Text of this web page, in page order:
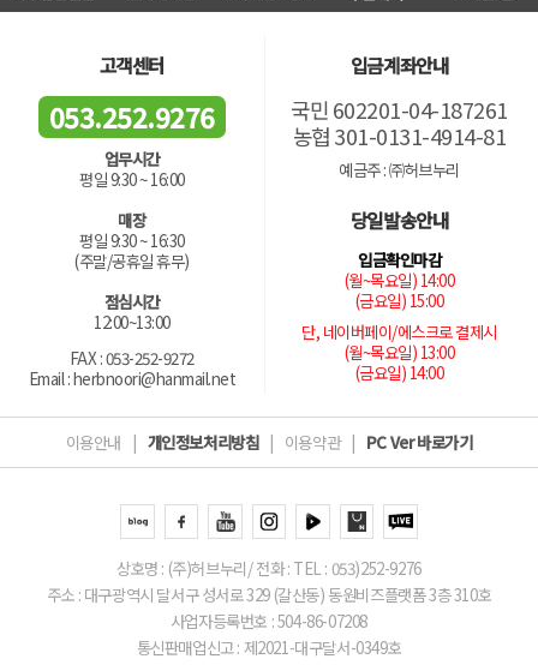
고객센터
053.252.9276
업무시간
평일 9:30 ~ 16:00
매장
평일 9:30 ~ 16:30
(주말/공휴일 휴무)
점심시간
12:00~13:00
FAX : 053-252-9272
Email : herbnoori@hanmail.net
입금계좌안내
국민 602201-04-187261
농협 301-0131-4914-81
예금주 : ㈜허브누리
당일발송안내
입금확인마감
(월~목요일) 14:00
(금요일) 15:00
단, 네이버페이/에스크로 결제시
(월~목요일) 13:00
(금요일) 14:00
이용안내 | 개인정보처리방침 | 이용약관 | PC Ver 바로가기
상호명 : (주)허브누리/ 전화 : TEL : 053)252-9276
주소 : 대구광역시 달서구 성서로 329 (갈산동) 동원비즈플랫폼 3층 310호
사업자등록번호 : 504-86-07208
통신판매업신고 : 제2021-대구달서-0349호